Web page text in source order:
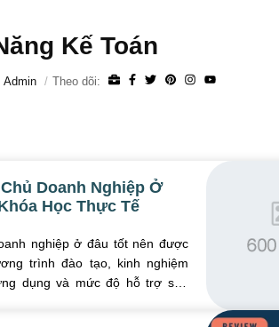
Kế Toán
Admin Theo dõi:
Doanh Nghiệp Ở
Học Thực Tế
nghiệp ở đâu tốt nên được
trình đào tạo, kinh nghiệm
dụng và mức độ hỗ trợ sau